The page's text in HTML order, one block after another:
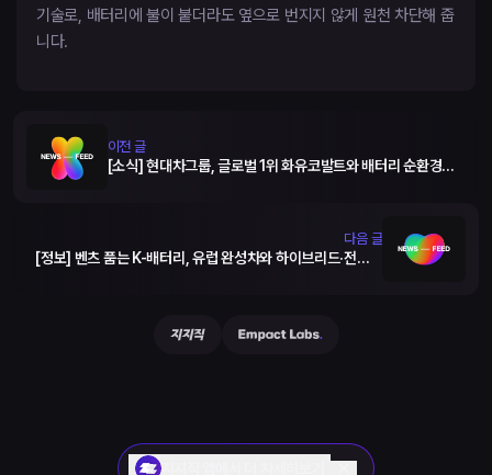
기술로, 배터리에 불이 붙더라도 옆으로 번지지 않게 원천 차단해 줍
니다.
이전 글
[소식] 현대차그룹, 글로벌 1위 화유코발트와 배터리 순환경제
다음 글
[정보] 벤츠 품는 K-배터리, 유럽 완성차와 하이브리드·전동화
지지직 앱에서 더 자세히보기